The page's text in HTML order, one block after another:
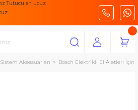
Sistem Aksesuarları Bosch Elektrikli El Aletleri İçin